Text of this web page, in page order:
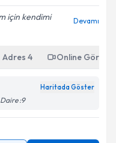
için kendimi
Devamı
Adres 4 Online
Haritada Göster
:9